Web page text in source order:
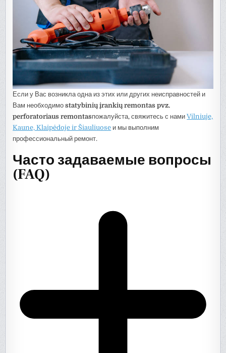
Если у Вас возникла одна из этих или других неисправностей и
Вам необходимоstatybinių įrankių remontas pvz.
perforatoriaus remontasпожалуйста, свяжитесь с намиVilniuje,
Kaune, Klaipėdoje ir Šiauliuose и мы выполним
профессиональный ремонт.
Часто задаваемые вопросы
(FAQ)